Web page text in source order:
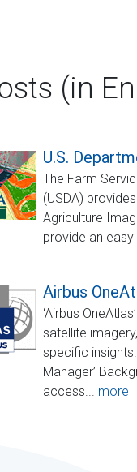
(in
U.S.
The Farm
(USDA)
Agriculture
provide an
Airbus
‘Airbus
satellite
specific
Manager’
access... more